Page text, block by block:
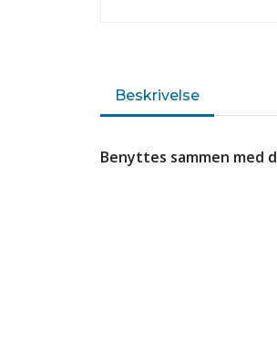
Beskrivelse
Benyttes sammen med